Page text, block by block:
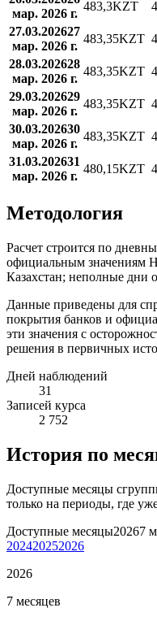
мар. 2026 г.
483,3KZT
27.03.202627
мар. 2026 г.
483,35KZT
28.03.202628
мар. 2026 г.
483,35KZT
29.03.202629
мар. 2026 г.
483,35KZT
30.03.202630
мар. 2026 г.
483,35KZT
31.03.202631
мар. 2026 г.
480,15KZT
Методология
Расчет строится по
официальным значениям
Казахстан; неполные дни
Данные приведены для
покрытия банков и
эти значения с
решения в первичных
Дней наблюдений
31
Записей курса
2 752
История по
Доступные месяцы
только на периоды, где
Доступные месяцы20267
202420252026
2026
7 месяцев